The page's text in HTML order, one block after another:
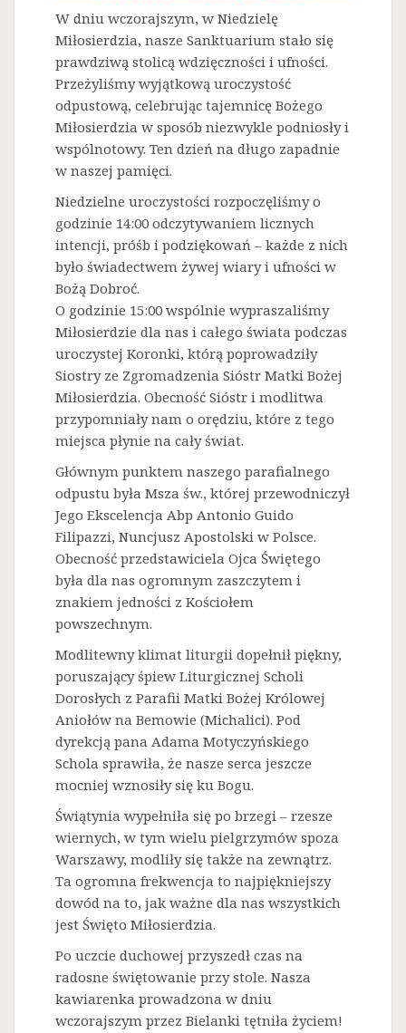
W dniu wczorajszym, w Niedzielę
Miłosierdzia, nasze Sanktuarium stało się
prawdziwą stolicą wdzięczności i ufności.
Przeżyliśmy wyjątkową uroczystość
odpustową, celebrując tajemnicę Bożego
Miłosierdzia w sposób niezwykle podniosły i
wspólnotowy. Ten dzień na długo zapadnie
w naszej pamięci.
Niedzielne uroczystości rozpoczęliśmy o
godzinie 14:00 odczytywaniem licznych
intencji, próśb i podziękowań – każde z nich
było świadectwem żywej wiary i ufności w
Bożą Dobroć.
O godzinie 15:00 wspólnie wypraszaliśmy
Miłosierdzie dla nas i całego świata podczas
uroczystej Koronki, którą poprowadziły
Siostry ze Zgromadzenia Sióstr Matki Bożej
Miłosierdzia. Obecność Sióstr i modlitwa
przypomniały nam o orędziu, które z tego
miejsca płynie na cały świat.
Głównym punktem naszego parafialnego
odpustu była Msza św., której przewodniczył
Jego Ekscelencja Abp Antonio Guido
Filipazzi, Nuncjusz Apostolski w Polsce.
Obecność przedstawiciela Ojca Świętego
była dla nas ogromnym zaszczytem i
znakiem jedności z Kościołem
powszechnym.
Modlitewny klimat liturgii dopełnił piękny,
poruszający śpiew Liturgicznej Scholi
Dorosłych z Parafii Matki Bożej Królowej
Aniołów na Bemowie (Michalici). Pod
dyrekcją pana Adama Motyczyńskiego
Schola sprawiła, że nasze serca jeszcze
mocniej wznosiły się ku Bogu.
Świątynia wypełniła się po brzegi – rzesze
wiernych, w tym wielu pielgrzymów spoza
Warszawy, modliły się także na zewnątrz.
Ta ogromna frekwencja to najpiękniejszy
dowód na to, jak ważne dla nas wszystkich
jest Święto Miłosierdzia.
Po uczcie duchowej przyszedł czas na
radosne świętowanie przy stole. Nasza
kawiarenka prowadzona w dniu
wczorajszym przez Bielanki tętniła życiem!